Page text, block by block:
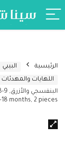
الرئيسية البيبي
اللهايات والمهدئات
months, 2 pieces